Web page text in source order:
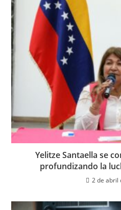
Yelitze Santaella se
profundizando la
2 de abril